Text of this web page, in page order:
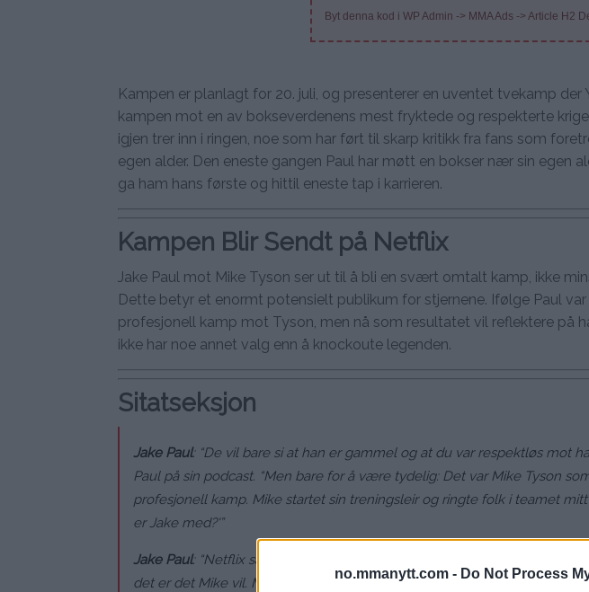
no.mmanytt.com - Do Not Process
Byt denna kod i WP Admin -> MMA Ads -> Article H2
Kampen er planlagt for 20. juli, og presenterer en uventet tvekamp der
kampen mot en av bokseverdenens mest fryktede og respekterte
igjen trer inn i ringen, noe som har ført til skarp kritikk fra fans som
egen alder. Den eneste gangen Paul har møtt en bokser nær sin egen
ga ham hans første og hittil eneste tap i karrieren.
Kampen Blir Sendt på Netflix
Jake Paul mot Mike Tyson ser ut til å bli en svært omtalt kamp, ikke
Dette betyr et enormt potensielt publikum for stjernene. Ifølge Paul
profesjonell kamp mot Tyson, men nå som resultatet vil reflektere på
ikke har noe annet valg enn å knockoute legenden.
Sitatseksjon
Jake Paul: “De vil bare si at han er gammel og at du var respektløs mot
Paul på sin podcast. “Men bare for å være tydelig: Det var Mike Tyson
profesjonell kamp. Mike startet sin treningsleir og ringte folk i teamet mitt
er Jake med?'”
Jake Paul: “Netflix sa, ‘La oss gjøre det til en profesjonell kamp, vi er
det er det Mike vil. Men sørg for å fortelle Mike at jeg ikke kommer til å